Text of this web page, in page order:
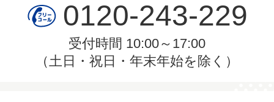
0120-243-229
受付時間 10:00～17:00
（土日・祝日・年末年始を除く）